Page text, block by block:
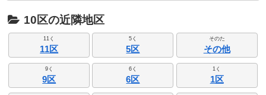
10区の近隣地区
11く
11区
5く
5区
そのた
その他
9く
9区
6く
6区
1く
1区